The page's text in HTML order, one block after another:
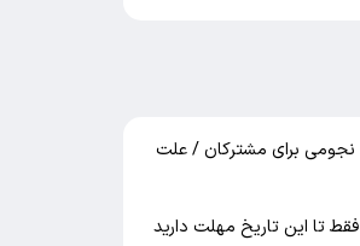
برای مشترکان / علت
فقط تا این تاریخ مهلت دارید